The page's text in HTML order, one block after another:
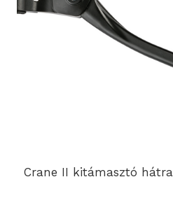
Crane II kitámasztó hátra